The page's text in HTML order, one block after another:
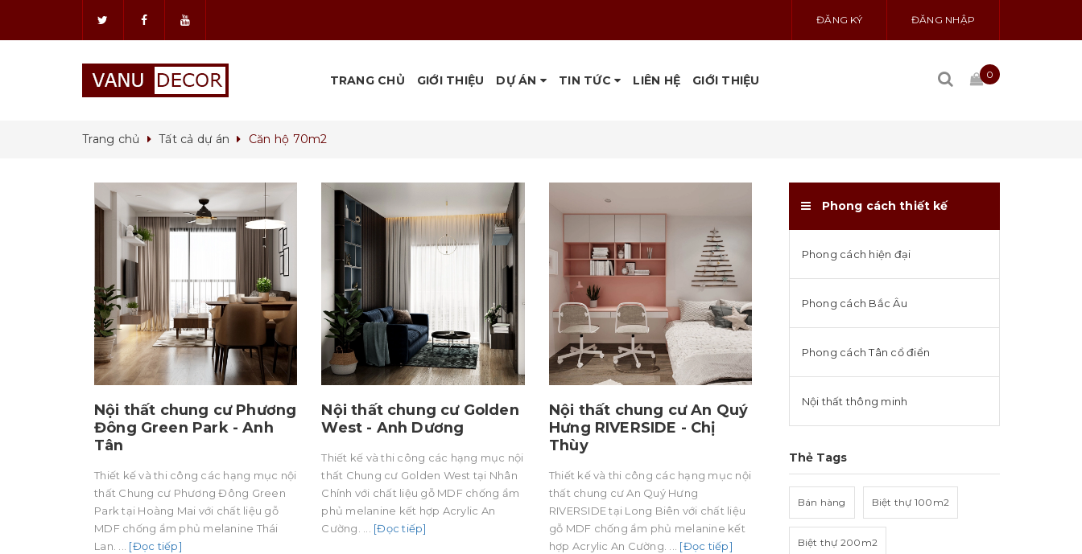
ĐĂNG KÝ ĐĂNG NHẬP
TRANG CHỦ GIỚI THIỆU DỰ ÁN TIN TỨC LIÊN HỆ GIỚI THIỆU 0
Trang chủ Tất cả dự án Căn hộ 70m2
Nội thất chung cư Phương
Đông Green Park - Anh
Tân
Thiết kế và thi công các hạng mục nội
thất Chung cư Phương Đông Green
Park tại Hoàng Mai với chất liệu gỗ
MDF chống ẩm phủ melanine Thái
Lan. ... [Đọc tiếp]
Nội thất chung cư Golden
West - Anh Dương
Thiết kế và thi công các hạng mục nội
thất Chung cư Golden West tại Nhân
Chính với chất liệu gỗ MDF chống ẩm
phủ melanine kết hợp Acrylic An
Cường. ... [Đọc tiếp]
Nội thất chung cư An Quý
Hưng RIVERSIDE - Chị
Thùy
Thiết kế và thi công các hạng mục nội
thất chung cư An Quý Hưng
RIVERSIDE tại Long Biên với chất liệu
gỗ MDF chống ẩm phủ melanine kết
hợp Acrylic An Cường. ... [Đọc tiếp]
Phong cách thiết kế
Phong cách hiện đại
Phong cách Bắc Âu
Phong cách Tân cổ điển
Nội thất thông minh
Thẻ Tags
Bán hàng Biệt thự 100m2
Biệt thự 200m2